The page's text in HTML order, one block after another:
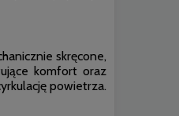
skręcone,
komfort oraz
powietrza.